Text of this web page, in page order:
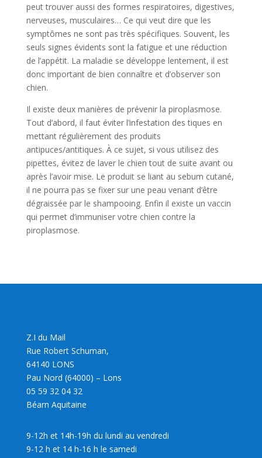
peut trouver aussi des formes respiratoires, digestives,
nerveuses, musculaires… Ce qui veut dire que les
symptômes ne sont pas très spécifiques. Souvent, les
seuls signes évidents sont la fatigue et une réduction
de l’appétit. La maladie se développe lentement, il est
donc important de bien connaître et d’observer son
chien.
Il existe deux manières de prévenir la piroplasmose.
Tout d’abord, il faut éviter l’infestation des tiques en
mettant régulièrement des produits
antipuces/antitiques. À ce sujet, si vous utilisez des
pipettes, évitez de laver le chien tout de suite avant ou
après l’avoir mise. Le produit se liant au sebum cutané,
il ne pourra pas se fixer sur une peau venant d’être
dégraissée par le shampooing. Enfin il existe un vaccin
qui permet d’immuniser votre chien contre la
piroplasmose.
Z.I du Mail
Rue Robert Schuman,
64140 LONS
Pau Nord (64000) – Lons
05 59 32 04 32
Béarn Aquitaine
9-12h et 14h-19h du lundi au vendredi
9-12 h et 14 h-16 h le samedi